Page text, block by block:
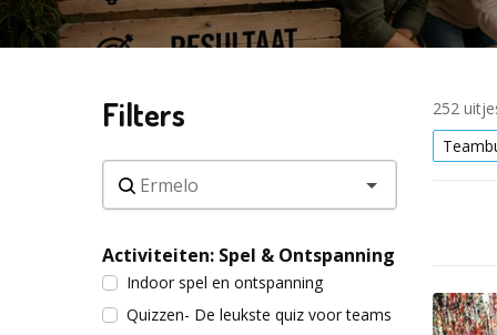
Filters
Activiteiten: Spel & Ontspanning
Indoor spel en ontspanning
Quizzen- De leukste quiz voor teams
252